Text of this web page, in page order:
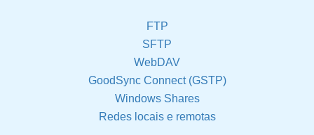
FTP
SFTP
WebDAV
GoodSync Connect (GSTP)
Windows Shares
Redes locais e remotas